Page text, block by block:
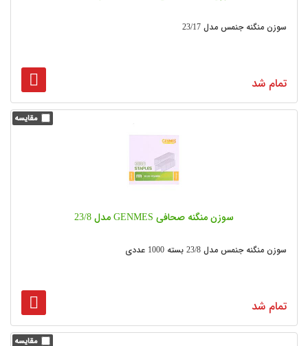
سوزن منگنه جنمس مدل 23/17
تمام شد
سوزن منگنه صحافی GENMES مدل 23/8
سوزن منگنه جنمس مدل 23/8 بسته 1000 عددی
تمام شد